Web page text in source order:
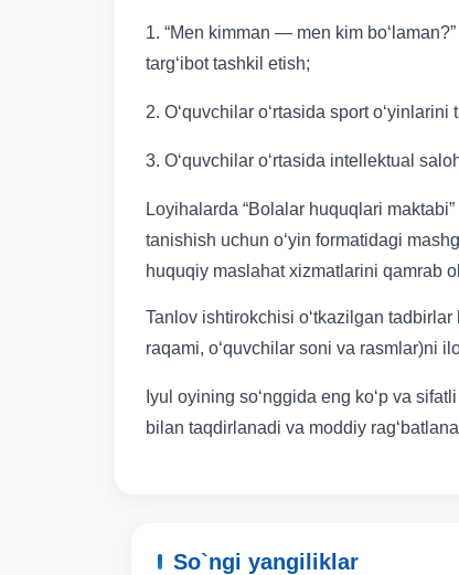
1. “Men kimman — men kim
targ‘ibot tashkil etish;
2. O‘quvchilar o‘rtasida sport o‘yinlarini
3. O‘quvchilar o‘rtasida intellektual
Loyihalarda “Bolalar huquqlari
tanishish uchun o‘yin formatidagi
huquqiy maslahat xizmatlarini qamrab
Tanlov ishtirokchisi o‘tkazilgan
raqami, o‘quvchilar soni va rasmlar)ni
Iyul oyining so‘nggida eng ko‘p va
bilan taqdirlanadi va moddiy
So`ngi yangiliklar